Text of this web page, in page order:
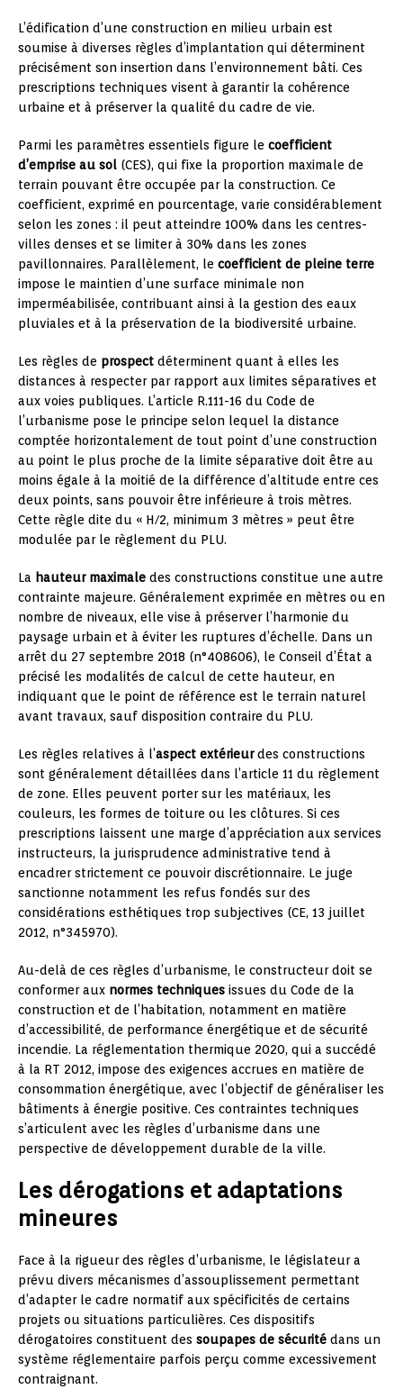
L’édification d’une construction en milieu urbain est
soumise à diverses règles d’implantation qui déterminent
précisément son insertion dans l’environnement bâti. Ces
prescriptions techniques visent à garantir la cohérence
urbaine et à préserver la qualité du cadre de vie.
Parmi les paramètres essentiels figure le coefficient
d’emprise au sol (CES), qui fixe la proportion maximale de
terrain pouvant être occupée par la construction. Ce
coefficient, exprimé en pourcentage, varie considérablement
selon les zones : il peut atteindre 100% dans les centres-
villes denses et se limiter à 30% dans les zones
pavillonnaires. Parallèlement, le coefficient de pleine terre
impose le maintien d’une surface minimale non
imperméabilisée, contribuant ainsi à la gestion des eaux
pluviales et à la préservation de la biodiversité urbaine.
Les règles de prospect déterminent quant à elles les
distances à respecter par rapport aux limites séparatives et
aux voies publiques. L’article R.111-16 du Code de
l’urbanisme pose le principe selon lequel la distance
comptée horizontalement de tout point d’une construction
au point le plus proche de la limite séparative doit être au
moins égale à la moitié de la différence d’altitude entre ces
deux points, sans pouvoir être inférieure à trois mètres.
Cette règle dite du « H/2, minimum 3 mètres » peut être
modulée par le règlement du PLU.
La hauteur maximale des constructions constitue une autre
contrainte majeure. Généralement exprimée en mètres ou en
nombre de niveaux, elle vise à préserver l’harmonie du
paysage urbain et à éviter les ruptures d’échelle. Dans un
arrêt du 27 septembre 2018 (n°408606), le Conseil d’État a
précisé les modalités de calcul de cette hauteur, en
indiquant que le point de référence est le terrain naturel
avant travaux, sauf disposition contraire du PLU.
Les règles relatives à l’aspect extérieurdes constructions
sont généralement détaillées dans l’article 11 du règlement
de zone. Elles peuvent porter sur les matériaux, les
couleurs, les formes de toiture ou les clôtures. Si ces
prescriptions laissent une marge d’appréciation aux services
instructeurs, la jurisprudence administrative tend à
encadrer strictement ce pouvoir discrétionnaire. Le juge
sanctionne notamment les refus fondés sur des
considérations esthétiques trop subjectives (CE, 13 juillet
2012, n°345970).
Au-delà de ces règles d’urbanisme, le constructeur doit se
conformer aux normes techniques issues du Code de la
construction et de l’habitation, notamment en matière
d’accessibilité, de performance énergétique et de sécurité
incendie. La réglementation thermique 2020, qui a succédé
à la RT 2012, impose des exigences accrues en matière de
consommation énergétique, avec l’objectif de généraliser les
bâtiments à énergie positive. Ces contraintes techniques
s’articulent avec les règles d’urbanisme dans une
perspective de développement durable de la ville.
Les dérogations et adaptations
mineures
Face à la rigueur des règles d’urbanisme, le législateur a
prévu divers mécanismes d’assouplissement permettant
d’adapter le cadre normatif aux spécificités de certains
projets ou situations particulières. Ces dispositifs
dérogatoires constituent des soupapes de sécurité dans un
système réglementaire parfois perçu comme excessivement
contraignant.